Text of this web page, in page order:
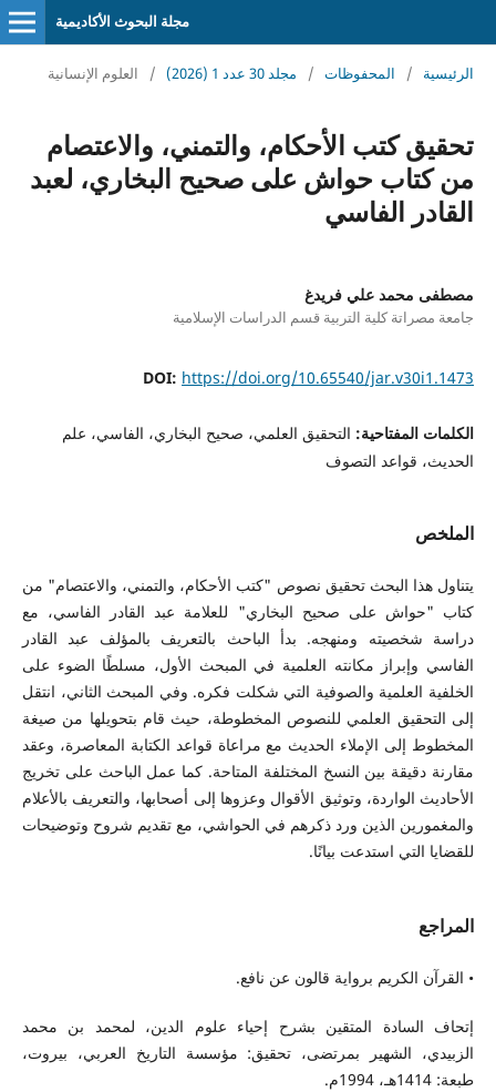
مجلة البحوث الأكاديمية
الرئيسية / المحفوظات / مجلد 30 عدد 1 (2026) / العلوم الإنسانية
تحقيق كتب الأحكام، والتمني، والاعتصام
من كتاب حواش على صحيح البخاري، لعبد
القادر الفاسي
مصطفى محمد علي فريدغ
جامعة مصراتة كلية التربية قسم الدراسات الإسلامية
DOI: https://doi.org/10.65540/jar.v30i1.1473
الكلمات المفتاحية: التحقيق العلمي، صحيح البخاري، الفاسي، علم
الحديث، قواعد التصوف
الملخص
يتناول هذا البحث تحقيق نصوص "كتب الأحكام، والتمني، والاعتصام" من
كتاب "حواش على صحيح البخاري" للعلامة عبد القادر الفاسي، مع
دراسة شخصيته ومنهجه. بدأ الباحث بالتعريف بالمؤلف عبد القادر
الفاسي وإبراز مكانته العلمية في المبحث الأول، مسلطًا الضوء على
الخلفية العلمية والصوفية التي شكلت فكره. وفي المبحث الثاني، انتقل
إلى التحقيق العلمي للنصوص المخطوطة، حيث قام بتحويلها من صيغة
المخطوط إلى الإملاء الحديث مع مراعاة قواعد الكتابة المعاصرة، وعقد
مقارنة دقيقة بين النسخ المختلفة المتاحة. كما عمل الباحث على تخريج
الأحاديث الواردة، وتوثيق الأقوال وعزوها إلى أصحابها، والتعريف بالأعلام
والمغمورين الذين ورد ذكرهم في الحواشي، مع تقديم شروح وتوضيحات
للقضايا التي استدعت بيانًا.
المراجع
• القرآن الكريم برواية قالون عن نافع.
إتحاف السادة المتقين بشرح إحياء علوم الدين، لمحمد بن محمد
الزبيدي، الشهير بمرتضى، تحقيق: مؤسسة التاريخ العربي، بيروت،
طبعة: 1414هـ، 1994م.